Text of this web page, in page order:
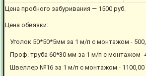
Цена пробного забуривания — 1500 руб.
Цена обвязки:
Уголок 50*50*5мм за 1 м/п с монтажом -
Проф. труба 60*30 мм за 1 м/п с монтажом -
Швеллер №16 за 1 м/п с монтажом - 1100,00